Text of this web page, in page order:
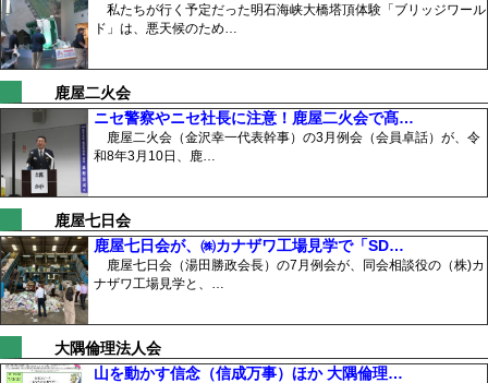
私たちが行く予定だった明石海峡大橋塔頂体験「ブリッジワール
ド」は、悪天候のため…
鹿屋二火会
ニセ警察やニセ社長に注意！鹿屋二火会で髙…
鹿屋二火会（金沢幸一代表幹事）の3月例会（会員卓話）が、令
和8年3月10日、鹿…
鹿屋七日会
鹿屋七日会が、㈱カナザワ工場見学で「SD…
鹿屋七日会（湯田勝政会長）の7月例会が、同会相談役の（株)カ
ナザワ工場見学と、…
大隅倫理法人会
山を動かす信念（信成万事）ほか 大隅倫理…